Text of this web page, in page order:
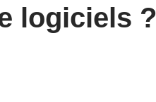
logiciels ?